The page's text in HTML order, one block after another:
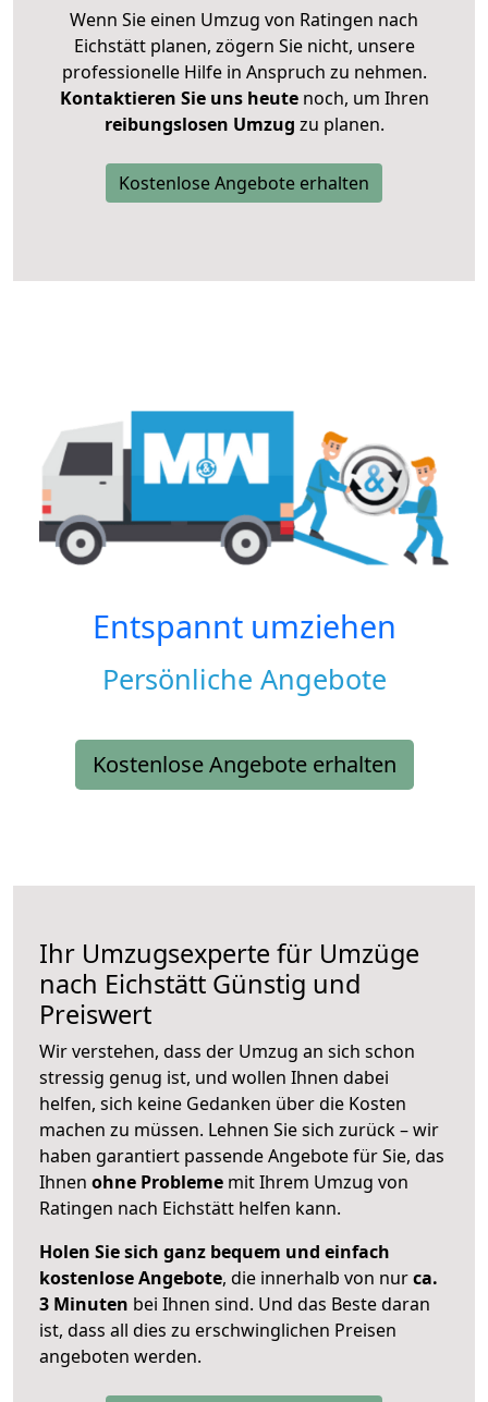
Wenn Sie einen Umzug von Ratingen nach
Eichstätt planen, zögern Sie nicht, unsere
professionelle Hilfe in Anspruch zu nehmen.
Kontaktieren Sie uns heutenoch, um Ihren
reibungslosen Umzug zu planen.
Kostenlose Angebote erhalten
Entspannt umziehen
Persönliche Angebote
Kostenlose Angebote erhalten
Ihr Umzugsexperte für Umzüge
nach Eichstätt Günstig und
Preiswert
Wir verstehen, dass der Umzug an sich schon
stressig genug ist, und wollen Ihnen dabei
helfen, sich keine Gedanken über die Kosten
machen zu müssen. Lehnen Sie sich zurück – wir
haben garantiert passende Angebote für Sie, das
Ihnen ohne Probleme mit Ihrem Umzug von
Ratingen nach Eichstätt helfen kann.
Holen Sie sich ganz bequem und einfach
kostenlose Angebote, die innerhalb von nurca.
3 Minuten bei Ihnen sind. Und das Beste daran
ist, dass all dies zu erschwinglichen Preisen
angeboten werden.